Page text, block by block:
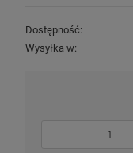
Dostępność:
Wysyłka w: